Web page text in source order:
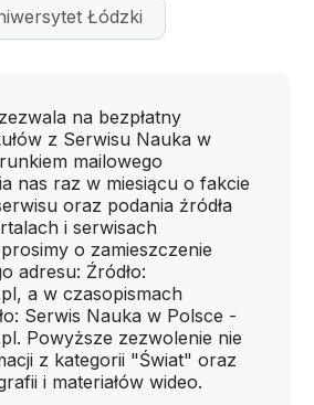
Łódzki
na bezpłatny
z Serwisu Nauka w
mailowego
nas raz w miesiącu o fakcie
oraz podania źródła
i serwisach
o zamieszczenie
adresu: Źródło:
a w czasopismach
Serwis Nauka w Polsce -
Powyższe zezwolenie nie
z kategorii "Świat" oraz
i materiałów wideo.